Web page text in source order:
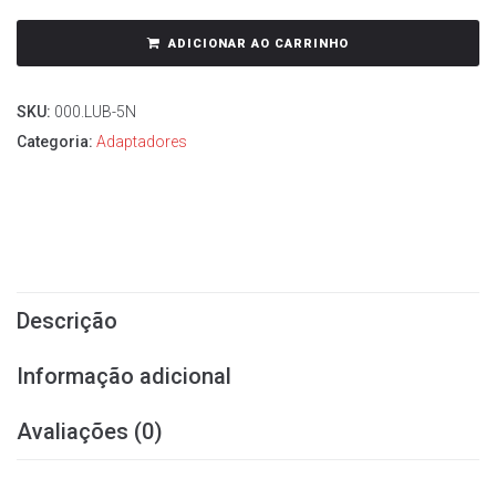
ADICIONAR AO CARRINHO
SKU: 000.LUB-5N
Categoria: Adaptadores
Descrição
Informação adicional
Avaliações (0)